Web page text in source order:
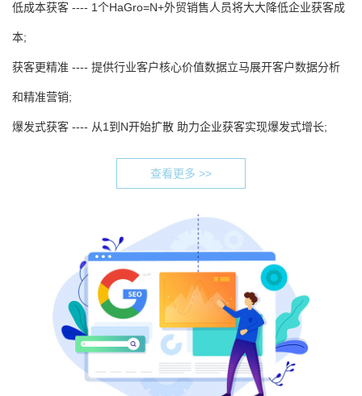
低成本获客 ---- 1个HaGro=N+外贸销售人员将大大降低企业获客成
本;
获客更精准 ---- 提供行业客户核心价值数据立马展开客户数据分析
和精准营销;
爆发式获客 ---- 从1到N开始扩散 助力企业获客实现爆发式增长;
查看更多 >>